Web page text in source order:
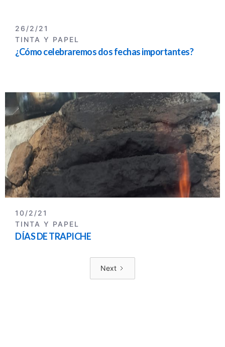
26/2/21
TINTA Y PAPEL
¿Cómo celebraremos dos fechas importantes?
10/2/21
TINTA Y PAPEL
DÍAS DE TRAPICHE
Next